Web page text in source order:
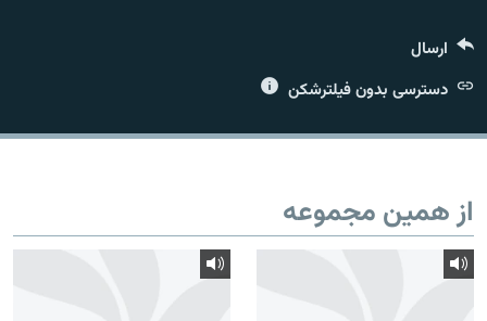
زبان‌های دیگر
ارسال
دسترسی بدون فیلترشکن
از همین مجموعه